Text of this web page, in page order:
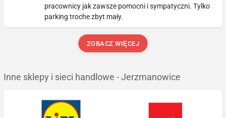
pracownicy jak zawsze pomocni i sympatyczni. Tylko
parking troche zbyt mały.
ZOBACZ WIĘCEJ
Inne sklepy i sieci handlowe - Jerzmanowice